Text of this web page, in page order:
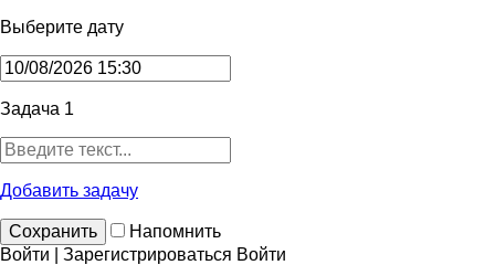
Выберите дату
Задача 1
Добавить задачу
Сохранить
Напомнить
Войти | Зарегистрироваться Войти